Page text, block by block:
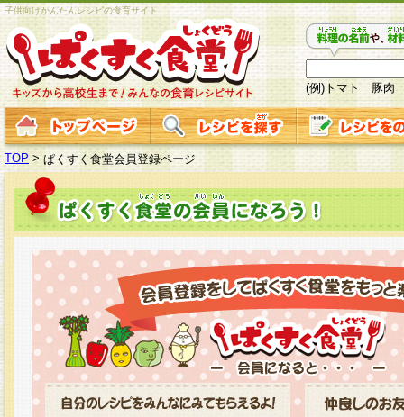
子供向けかんたんレシピの食育サイト
(例)トマト 豚肉
TOP > ぱくすく食堂会員登録ページ